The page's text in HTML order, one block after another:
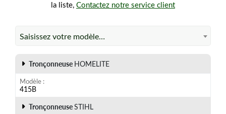
la liste, Contactez notre service client
Saisissez votre modèle…
Tronçonneuse HOMELITE
Modèle
415B
TronçonneuseSTIHL